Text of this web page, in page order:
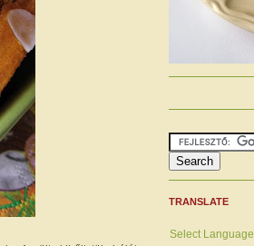
TRANSLATE
Select Language